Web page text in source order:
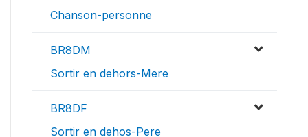
Chanson-personne
BR8DM
Sortir en dehors-Mere
BR8DF
Sortir en dehos-Pere